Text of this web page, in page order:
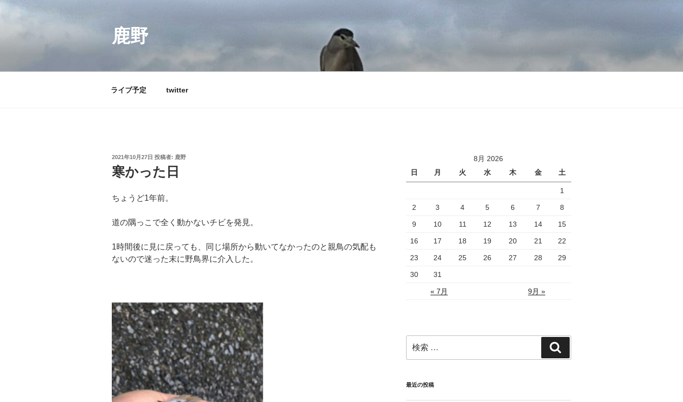
コ
鹿野
ライブ予定 twitter
投
日:
2021年10月27日 投稿者: 鹿野
寒かった日
ちょうど1年前。
道の隅っこで全く動かないチビを発見。
1時間後に見に戻っても、同じ場所から動いてなかったのと親鳥の気配も
ないので迷った末に野鳥界に介入した。
動
画
プ
レ
ー
ヤ
ー
8月 2026
日
月 火 水 木 金 土
1
2 3 4 5 6 7 8
9 10 11 12 13 14 15
16 17 18 19 20 21 22
23 24 25 26 27 28 29
30 31
« 7月 9月 »
索:
索
最近の投稿